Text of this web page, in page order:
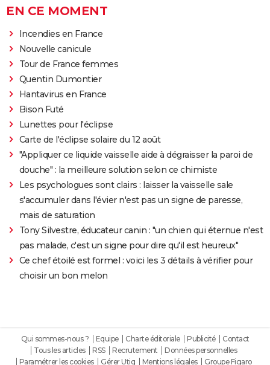
EN CE MOMENT
Incendies en France
Nouvelle canicule
Tour de France femmes
Quentin Dumontier
Hantavirus en France
Bison Futé
Lunettes pour l'éclipse
Carte de l'éclipse solaire du 12 août
"Appliquer ce liquide vaisselle aide à dégraisser la paroi de
douche" : la meilleure solution selon ce chimiste
Les psychologues sont clairs : laisser la vaisselle sale
s'accumuler dans l'évier n'est pas un signe de paresse,
mais de saturation
Tony Silvestre, éducateur canin : "un chien qui éternue n'est
pas malade, c'est un signe pour dire qu'il est heureux"
Ce chef étoilé est formel : voici les 3 détails à vérifier pour
choisir un bon melon
Qui sommes-nous ? Equipe Charte éditoriale Publicité
Contact
Tous les articles
RSS Recrutement
Données personnelles
Paramétrer les cookies
Gérer Utiq Mentions légales Groupe Figaro